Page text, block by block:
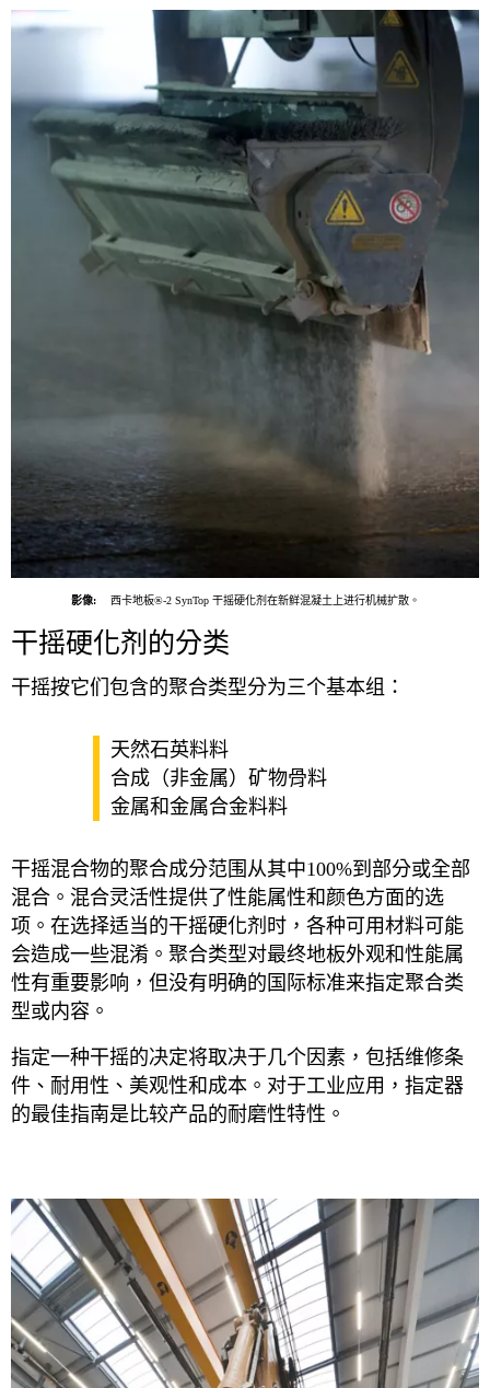
影像: 西卡地板®-2 SynTop 干摇硬化剂在新鲜混凝土上进行机械扩散。
干摇硬化剂的分类
干摇按它们包含的聚合类型分为三个基本组：
天然石英料料
合成（非金属）矿物骨料
金属和金属合金料料
干摇混合物的聚合成分范围从其中100%到部分或全部
混合。混合灵活性提供了性能属性和颜色方面的选
项。在选择适当的干摇硬化剂时，各种可用材料可能
会造成一些混淆。聚合类型对最终地板外观和性能属
性有重要影响，但没有明确的国际标准来指定聚合类
型或内容。
指定一种干摇的决定将取决于几个因素，包括维修条
件、耐用性、美观性和成本。对于工业应用，指定器
的最佳指南是比较产品的耐磨性特性。